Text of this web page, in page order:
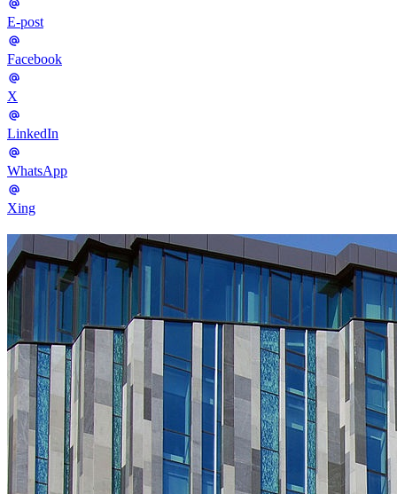
E-post
Facebook
X
LinkedIn
WhatsApp
Xing